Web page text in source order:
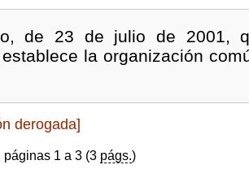
de 23 de julio de 2001,
la organización
derogada]
1 a 3 (3 págs.)